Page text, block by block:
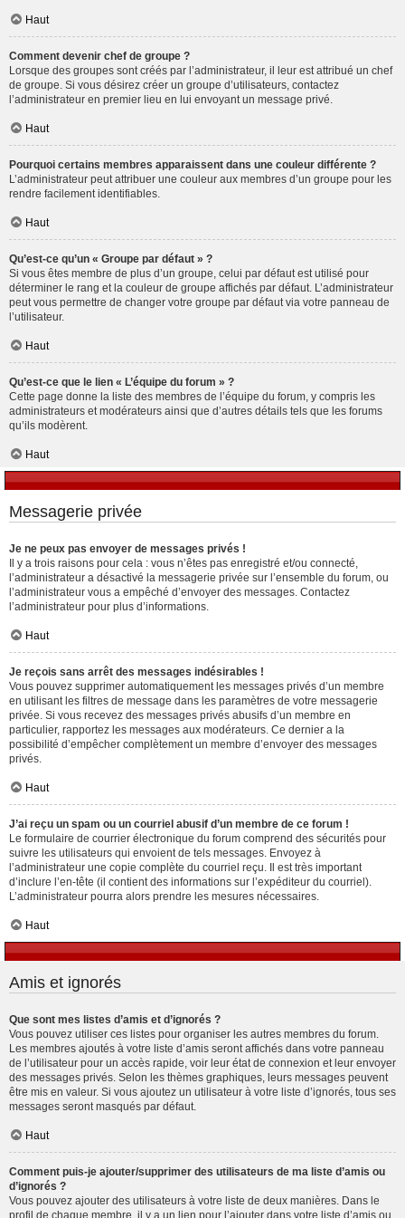
Haut
Comment devenir chef de groupe ?
Lorsque des groupes sont créés par l’administrateur, il leur est attribué un chef
de groupe. Si vous désirez créer un groupe d’utilisateurs, contactez
l’administrateur en premier lieu en lui envoyant un message privé.
Haut
Pourquoi certains membres apparaissent dans une couleur différente ?
L’administrateur peut attribuer une couleur aux membres d’un groupe pour les
rendre facilement identifiables.
Haut
Qu’est-ce qu’un « Groupe par défaut » ?
Si vous êtes membre de plus d’un groupe, celui par défaut est utilisé pour
déterminer le rang et la couleur de groupe affichés par défaut. L’administrateur
peut vous permettre de changer votre groupe par défaut via votre panneau de
l’utilisateur.
Haut
Qu’est-ce que le lien « L’équipe du forum » ?
Cette page donne la liste des membres de l’équipe du forum, y compris les
administrateurs et modérateurs ainsi que d’autres détails tels que les forums
qu’ils modèrent.
Haut
Messagerie privée
Je ne peux pas envoyer de messages privés !
Il y a trois raisons pour cela : vous n’êtes pas enregistré et/ou connecté,
l’administrateur a désactivé la messagerie privée sur l’ensemble du forum, ou
l’administrateur vous a empêché d’envoyer des messages. Contactez
l’administrateur pour plus d’informations.
Haut
Je reçois sans arrêt des messages indésirables !
Vous pouvez supprimer automatiquement les messages privés d’un membre
en utilisant les filtres de message dans les paramètres de votre messagerie
privée. Si vous recevez des messages privés abusifs d’un membre en
particulier, rapportez les messages aux modérateurs. Ce dernier a la
possibilité d’empêcher complètement un membre d’envoyer des messages
privés.
Haut
J’ai reçu un spam ou un courriel abusif d’un membre de ce forum !
Le formulaire de courrier électronique du forum comprend des sécurités pour
suivre les utilisateurs qui envoient de tels messages. Envoyez à
l’administrateur une copie complète du courriel reçu. Il est très important
d’inclure l’en-tête (il contient des informations sur l’expéditeur du courriel).
L’administrateur pourra alors prendre les mesures nécessaires.
Haut
Amis et ignorés
Que sont mes listes d’amis et d’ignorés ?
Vous pouvez utiliser ces listes pour organiser les autres membres du forum.
Les membres ajoutés à votre liste d’amis seront affichés dans votre panneau
de l’utilisateur pour un accès rapide, voir leur état de connexion et leur envoyer
des messages privés. Selon les thèmes graphiques, leurs messages peuvent
être mis en valeur. Si vous ajoutez un utilisateur à votre liste d’ignorés, tous ses
messages seront masqués par défaut.
Haut
Comment puis-je ajouter/supprimer des utilisateurs de ma liste d’amis ou
d’ignorés ?
Vous pouvez ajouter des utilisateurs à votre liste de deux manières. Dans le
profil de chaque membre, il y a un lien pour l’ajouter dans votre liste d’amis ou